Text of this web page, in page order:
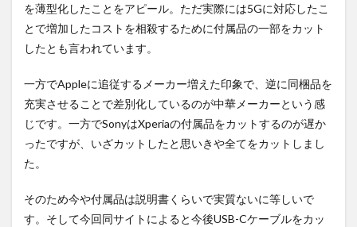
す
め！
を薄型化したことをアピール。ただ実際には5Gに対応したこ
とで増加したコストを相殺するために付属品の一部をカット
したとも言われています。
一方でAppleに追従するメーカー増えた印象で、逆に同梱品を
充実させることで差別化しているのが中華メーカーという感
じです。一方でSonyはXperiaの付属品をカットするのが遅か
ったですが、いざカットしたと思いきや全てをカットしまし
た。
そのため今や付属品は説明書くらいで実質ないに等しいで
す。そして今回同サイトによると今後USB-Cケーブルをカッ